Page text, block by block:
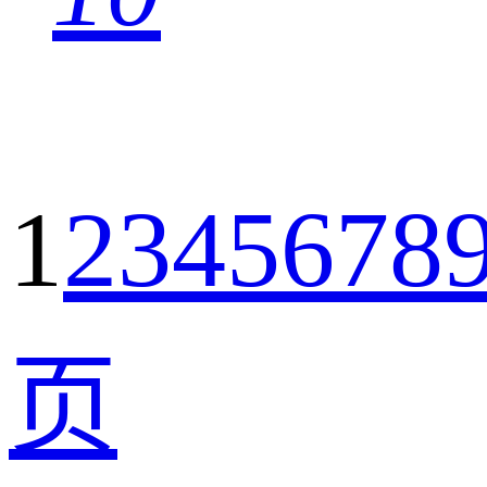
12345678
页